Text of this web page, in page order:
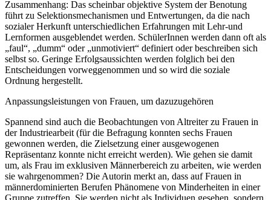
Zusammenhang: Das scheinbar objektive System derBenotung
führt zu Selektionsmechanismen und Entwertungen, da die nach
sozialer Herkunft unterschiedlichen Erfahrungen mit Lehr-und
Lernformen ausgeblendet werden. SchülerInnen werden dann oft als
„faul“, „dumm“ oder „unmotiviert“ definiert oder beschreiben sich
selbst so. Geringe Erfolgsaussichten werden folglich bei den
Entscheidungen vorweggenommen und so wird die soziale
Ordnung hergestellt.
Anpassungsleistungen von Frauen, um dazuzugehören
Spannend sind auch die Beobachtungen von Altreiterzu Frauen in
der Industriearbeit (für die Befragung konnten sechs Frauen
gewonnen werden, die Zielsetzung einer ausgewogenen
Repräsentanz konnte nicht erreicht werden). Wie gehen sie damit
um, als Frau im exklusiven Männerbereich zu arbeiten, wie werden
sie wahrgenommen? Die Autorin merkt an, dass auf Frauen in
männerdominierten Berufen Phänomene von Minderheiten in einer
Gruppe zutreffen. Sie werden nicht als Individuen gesehen, sondern